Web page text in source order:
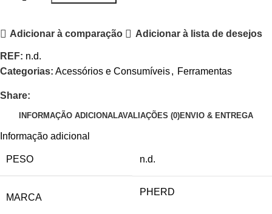
Adicionar à comparação Adicionar à lista de desejos
REF: n.d.
Categorias: Acessórios e Consumíveis, Ferramentas
Share:
INFORMAÇÃO ADICIONALAVALIAÇÕES (0)ENVIO & ENTREGA
Informação adicional
PESO n.d.
MARCA
PHERD